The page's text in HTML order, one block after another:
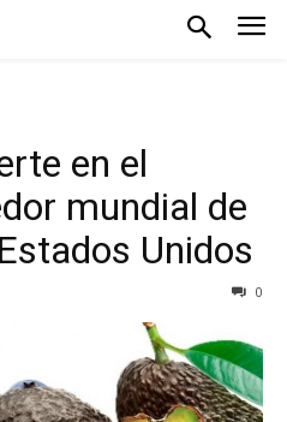
en el
mundial de
Unidos
0